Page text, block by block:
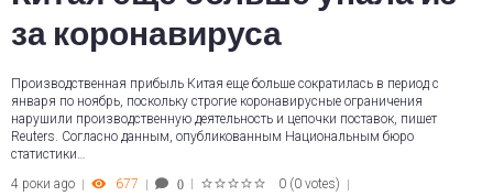
за коронавируса
Производственная прибыль Китая еще больше сократилась в период с
января по ноябрь, поскольку строгие коронавирусные ограничения
нарушили производственную деятельность и цепочки поставок, пишет
Reuters. Согласно данным, опубликованным Национальным бюро
статистики…
4 роки ago
677 0 0 (0 votes)